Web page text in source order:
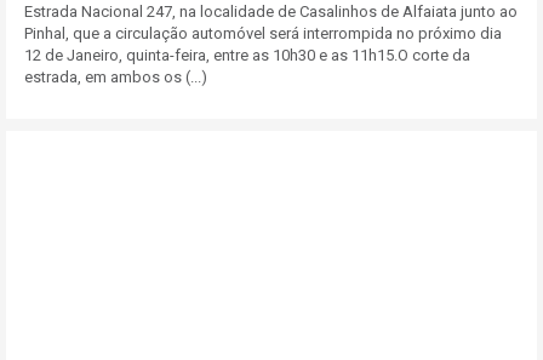
Estrada Nacional 247, na localidade de Casalinhos de Alfaiata junto ao
Pinhal, que a circulação automóvel será interrompida no próximo dia
12 de Janeiro, quinta-feira, entre as 10h30 e as 11h15.O corte da
estrada, em ambos os (...)